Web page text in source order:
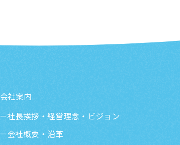
会社案内
社長挨拶・経営理念・ビジョン
会社概要・沿革